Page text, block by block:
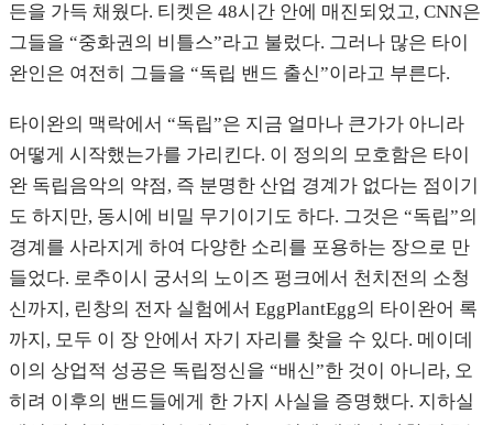
든을 가득 채웠다. 티켓은 48시간 안에 매진되었고, CNN은
그들을 “중화권의 비틀스”라고 불렀다. 그러나 많은 타이
완인은 여전히 그들을 “독립 밴드 출신”이라고 부른다.
타이완의 맥락에서 “독립”은 지금 얼마나 큰가가 아니라
어떻게 시작했는가를 가리킨다. 이 정의의 모호함은 타이
완 독립음악의 약점, 즉 분명한 산업 경계가 없다는 점이기
도 하지만, 동시에 비밀 무기이기도 하다. 그것은 “독립”의
경계를 사라지게 하여 다양한 소리를 포용하는 장으로 만
들었다. 로추이시 궁서의 노이즈 펑크에서 천치전의 소청
신까지, 린창의 전자 실험에서 EggPlantEgg의 타이완어 록
까지, 모두 이 장 안에서 자기 자리를 찾을 수 있다. 메이데
이의 상업적 성공은 독립정신을 “배신”한 것이 아니라, 오
히려 이후의 밴드들에게 한 가지 사실을 증명했다. 지하실